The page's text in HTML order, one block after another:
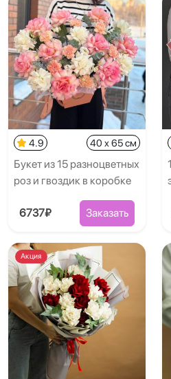
4.9 40 x 65 см
Букет из 15 разноцветных
роз и гвоздик в коробке
6737₽ Заказать
Акция